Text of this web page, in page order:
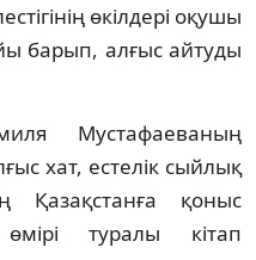
өкілдері оқушы
барып, алғыс айтуды
Мустафаеваның
хат, естелік сыйлық
Қазақстанға қоныс
туралы кітап